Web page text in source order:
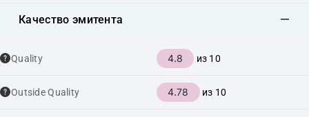
Качество эмитента
Quality 4.8 из 10
Outside Quality 4.78 из 10